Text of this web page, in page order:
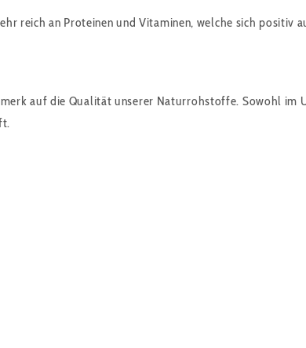
reich an Proteinen und Vitaminen, welche sich positiv
auf die Qualität unserer Naturrohstoffe. Sowohl im